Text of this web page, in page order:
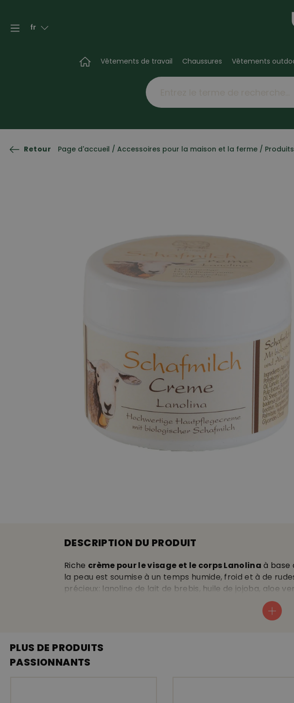
fr
Vêtements de travail Chaussures Vêtements
Retour Page d'accueil / Accessoires pour la maison et la ferme /
DESCRIPTION DU PRODUIT
Riche crème pour le visage et le corps Lanolina à base
la peau est soumise à un temps humide, froid et à de
précieux: lanoline de lait de brebis, huile de jojoba, aloe
peau douce et veloutée, soigne les gerçures et la peau
avec aloe vera
PLUS DE PRODUITS
PASSIONNANTS